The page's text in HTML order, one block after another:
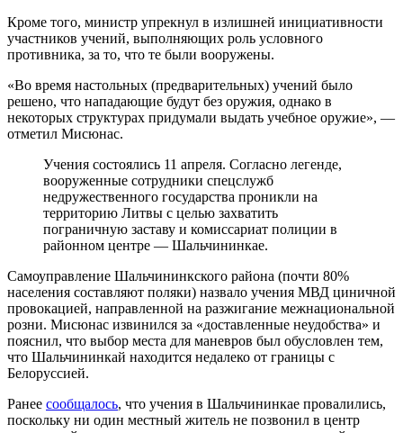
Кроме того, министр упрекнул в излишней инициативности
участников учений, выполняющих роль условного
противника, за то, что те были вооружены.
«Во время настольных (предварительных) учений было
решено, что нападающие будут без оружия, однако в
некоторых структурах придумали выдать учебное оружие», —
отметил Мисюнас.
Учения состоялись 11 апреля. Согласно легенде,
вооруженные сотрудники спецслужб
недружественного государства проникли на
территорию Литвы с целью захватить
пограничную заставу и комиссариат полиции в
районном центре — Шальчининкае.
Самоуправление Шальчининкского района (почти 80%
населения составляют поляки) назвало учения МВД циничной
провокацией, направленной на разжигание межнациональной
розни. Мисюнас извинился за «доставленные неудобства» и
пояснил, что выбор места для маневров был обусловлен тем,
что Шальчининкай находится недалеко от границы с
Белоруссией.
Ранее сообщалось, что учения в Шальчининкае провалились,
поскольку ни один местный житель не позвонил в центр